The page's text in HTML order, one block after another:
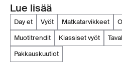
Lue lisää
day et vyöt matkatarvikkeet
muotitrendit
klassiset vyöt
pakkauskuutiot